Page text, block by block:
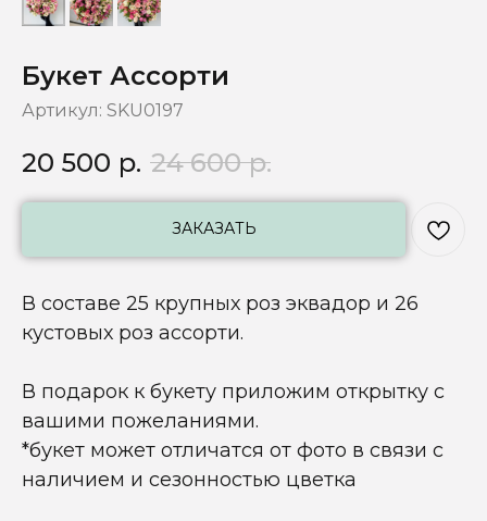
Букет Ассорти
Артикул: SKU0197
20 500 р. 24 600 р.
ЗАКАЗАТЬ
В составе 25 крупных роз эквадор и 26
кустовых роз ассорти.
В подарок к букету приложим открытку с
вашими пожеланиями.
*букет может отличатся от фото в связи с
наличием и сезонностью цветка